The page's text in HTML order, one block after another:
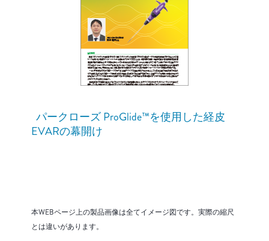
パークローズ ProGlide™を使用した経皮
EVARの幕開け
本WEBページ上の製品画像は全てイメージ図です。実際の縮尺
とは違いがあります。